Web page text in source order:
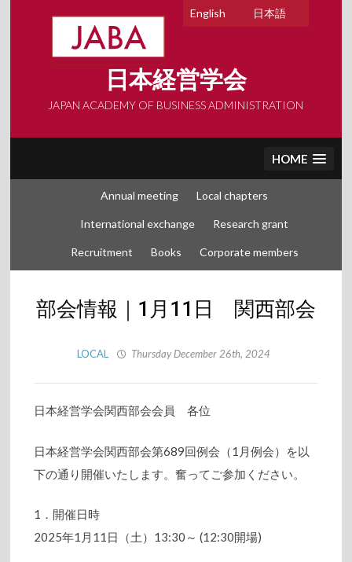
日本語
English
日本経営学会
JAPAN ACADEMY OF BUSINESS ADMINISTRATION
HOME
Annual meeting Local chapters
International exchange Research grant
Recruitment Books Corporate members
部会情報｜1月11日 関西部会
LOCAL Thursday December 26th, 2024
日本経営学会関西部会会員 各位
日本経営学会関西部会第689回例会（1月例会）を以
下の通り開催いたします。奮ってご参加ください。
1．開催日時
2025年1月11日（土）13:30～ (12:30開場)